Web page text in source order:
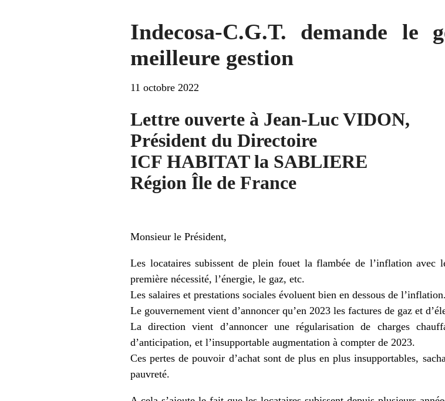
Indecosa-C.G.T. demande le
meilleure gestion
11 octobre 2022
Lettre ouverte à Jean-Luc VIDON,
Président du Directoire
ICF HABITAT la SABLIERE
Région Île de France
Monsieur le Président,
Les locataires subissent de plein fouet la flambée de l’inflation avec
première nécessité, l’énergie, le gaz, etc.
Les salaires et prestations sociales évoluent bien en dessous de l’inflation.
Le gouvernement vient d’annoncer qu’en 2023 les factures de gaz et
La direction vient d’annoncer une régularisation de charges
d’anticipation, et l’insupportable augmentation à compter de 2023.
Ces pertes de pouvoir d’achat sont de plus en plus insupportables,
pauvreté.